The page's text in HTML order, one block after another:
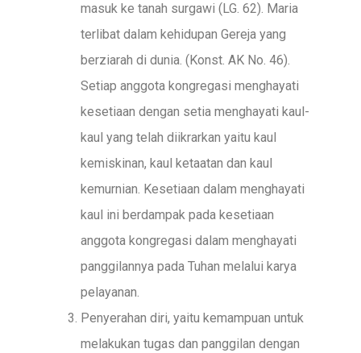
masuk ke tanah surgawi (LG. 62). Maria
terlibat dalam kehidupan Gereja yang
berziarah di dunia. (Konst. AK No. 46).
Setiap anggota kongregasi menghayati
kesetiaan dengan setia menghayati kaul-
kaul yang telah diikrarkan yaitu kaul
kemiskinan, kaul ketaatan dan kaul
kemurnian. Kesetiaan dalam menghayati
kaul ini berdampak pada kesetiaan
anggota kongregasi dalam menghayati
panggilannya pada Tuhan melalui karya
pelayanan.
Penyerahan diri, yaitu kemampuan untuk
melakukan tugas dan panggilan dengan